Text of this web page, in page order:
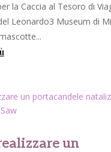
la Caccia al Tesoro di
Leonardo3 Museum di
un